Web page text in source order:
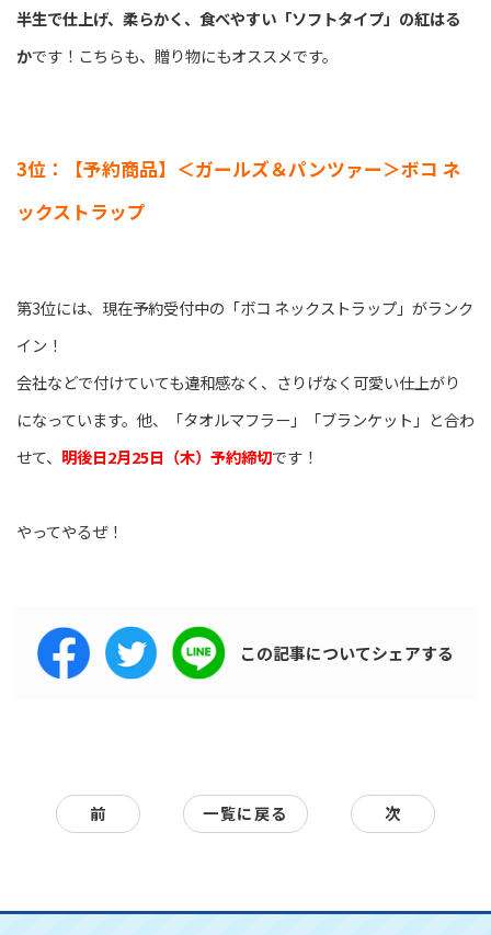
半生で仕上げ、柔らかく、食べやすい「ソフトタイプ」の紅はる
かです！こちらも、贈り物にもオススメです。
3位：【予約商品】＜ガールズ＆パンツァー＞ボコ ネ
ックストラップ
第3位には、現在予約受付中の「ボコ ネックストラップ」がランク
イン！
会社などで付けていても違和感なく、さりげなく可愛い仕上がり
になっています。他、「タオルマフラー」「ブランケット」と合わ
せて、 明後日2月25日（木）予約締切です！
やってやるぜ！
この記事についてシェアする
前 一覧に戻る 次